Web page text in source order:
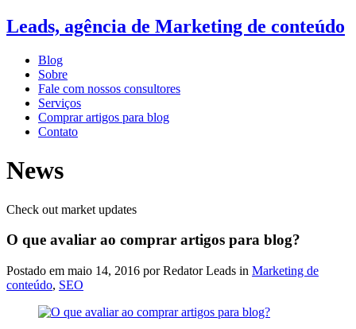
Leads, agência de Marketing de conteúdo
Blog
Sobre
Fale com nossos consultores
Serviços
Comprar artigos para blog
Contato
News
Check out market updates
O que avaliar ao comprar artigos para blog?
Postado em maio 14, 2016 por Redator Leads in Marketing de
conteúdo, SEO